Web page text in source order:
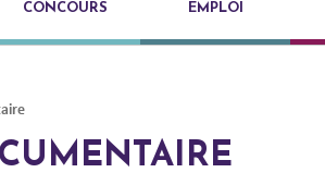
CONCOURS EMPLOI